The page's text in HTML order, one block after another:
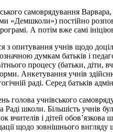
самоврядування
«Демшколи») постійно
А потім вже самі
з опитування учнів щодо
думкам батьків і
процесу (батьки, діти,
Анкетування учнів
раді. Серед батьків
голова учнівського
Раді школи. Більшість учнів
вчителів і дітей
щодо зовнішнього вигляду